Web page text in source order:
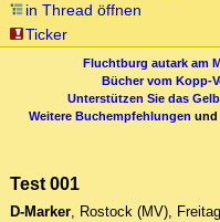
in Thread öffnen
Ticker
Fluchtburg autark am
Bücher vom Kopp-
Unterstützen Sie das
Weitere Buchempfehlungen und
Test 001
D-Marker, Rostock (MV),